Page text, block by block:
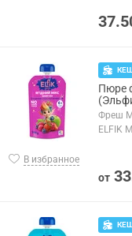
В избранное
Пюре
Фреш
ELFIK
от